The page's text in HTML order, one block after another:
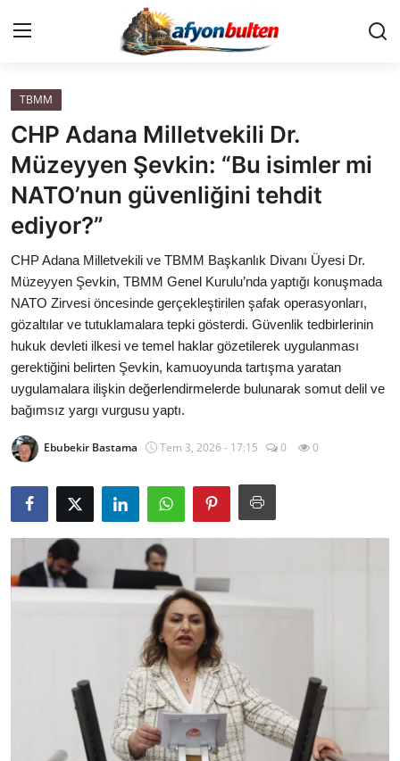
Anasayfa
Cumhurbaşkanlığı
Genel Merkez
Valilikler
Gallery
Bakanlıklar
İl / İlçe Başkanlıkları
İlçeler
Kaymakamlıklar
TBMM
Mülki İdare
Toplum ve Yaşam
TBMM
CHP Adana Milletvekili Dr.
Müzeyyen Şevkin: “Bu isimler mi
NATO’nun güvenliğini tehdit
ediyor?”
CHP Adana Milletvekili ve TBMM Başkanlık Divanı Üyesi Dr.
Müzeyyen Şevkin, TBMM Genel Kurulu’nda yaptığı konuşmada
NATO Zirvesi öncesinde gerçekleştirilen şafak operasyonları,
gözaltılar ve tutuklamalara tepki gösterdi. Güvenlik tedbirlerinin
hukuk devleti ilkesi ve temel haklar gözetilerek uygulanması
gerektiğini belirten Şevkin, kamuoyunda tartışma yaratan
uygulamalara ilişkin değerlendirmelerde bulunarak somut delil ve
bağımsız yargı vurgusu yaptı.
Ebubekir Bastama Tem 3, 2026 - 17:15 0 0